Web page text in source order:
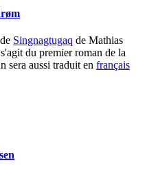
Singnagtugaq de Mathias
du premier roman de la
sera aussi traduit en français